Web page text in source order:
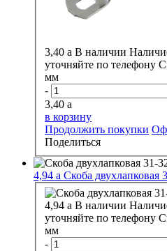
3,40 a В наличии
уточняйте по телефону
мм
-
3,40 a
в корзину
Продолжить покупки
Поделиться
4,94 a Скоба двухлапковая
4,94 a В наличии
уточняйте по телефону
мм
-